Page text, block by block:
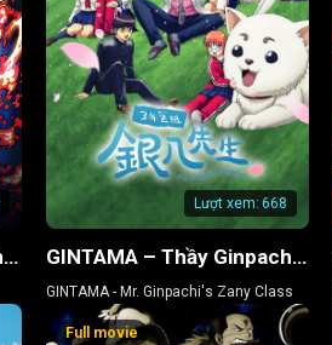
Thanh Gươm Diệt Quỷ (Phần 1) (Kamado Tanjiro Lập Chí)
Lượt xem: 668
GINTAMA – Thầy Ginpachi Ở Lớp 3-Z
GINTAMA - Mr. Ginpachi's Zany Class
Full movie